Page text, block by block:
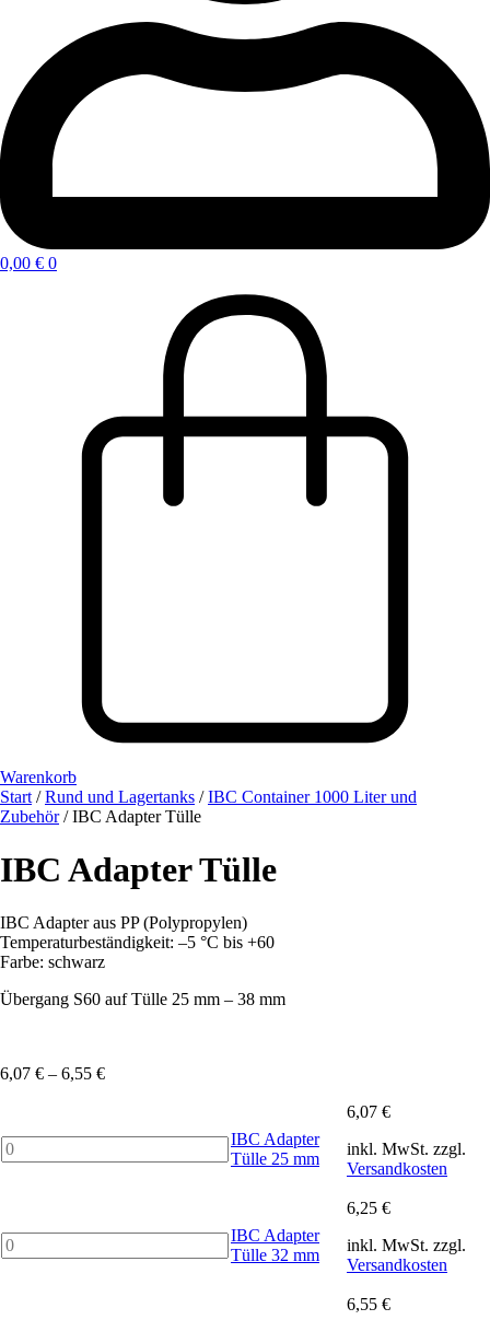
0,00 € 0
Warenkorb
Start /Rund und Lagertanks /IBC Container 1000 Liter und
Zubehör/ IBC Adapter Tülle
IBC Adapter Tülle
IBC Adapter aus PP (Polypropylen)
Temperaturbeständigkeit: –5 °C bis +60
Farbe: schwarz
Übergang S60 auf Tülle 25 mm – 38 mm
6,07 € – 6,55 €
IBC
Adapter
Menge
IBC Adapter
Tülle 25 mm
6,07 €
inkl. MwSt. zzgl.
Versandkosten
IBC
Adapter
IBC Adapter
Tülle 32 mm
6,25 €
inkl. MwSt. zzgl.
Versandkosten
6,55 €